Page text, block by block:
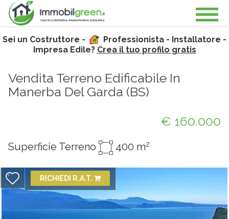
Sei un Costruttore -
Professionista - Installatore -
Impresa Edile? Crea il tuo profilo gratis
Vendita Terreno Edificabile In
Manerba Del Garda (BS)
€ 160.000
Superficie Terreno 400 m2
RICHIEDI R.A.T.